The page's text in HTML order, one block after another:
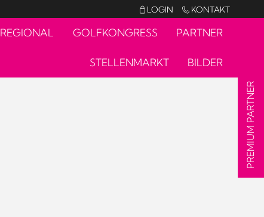
 LOGIN  KONTAKT
REGIONAL GOLFKONGRESS PARTNER
STELLENMARKT BILDER
PREMIUM PARTNER